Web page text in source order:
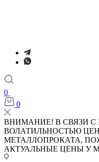
0
0
ВНИМАНИЕ! В СВЯЗИ
ВОЛАТИЛЬНОСТЬЮ
МЕТАЛЛОПРОКАТА,
АКТУАЛЬНЫЕ ЦЕНЫ У